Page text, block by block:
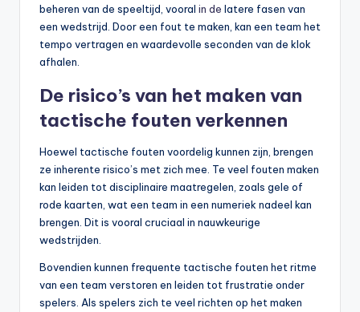
beheren van de speeltijd, vooral in de latere fasen van
een wedstrijd. Door een fout te maken, kan een team het
tempo vertragen en waardevolle seconden van de klok
afhalen.
De risico’s van het maken van
tactische fouten verkennen
Hoewel tactische fouten voordelig kunnen zijn, brengen
ze inherente risico’s met zich mee. Te veel fouten maken
kan leiden tot disciplinaire maatregelen, zoals gele of
rode kaarten, wat een team in een numeriek nadeel kan
brengen. Dit is vooral cruciaal in nauwkeurige
wedstrijden.
Bovendien kunnen frequente tactische fouten het ritme
van een team verstoren en leiden tot frustratie onder
spelers. Als spelers zich te veel richten op het maken